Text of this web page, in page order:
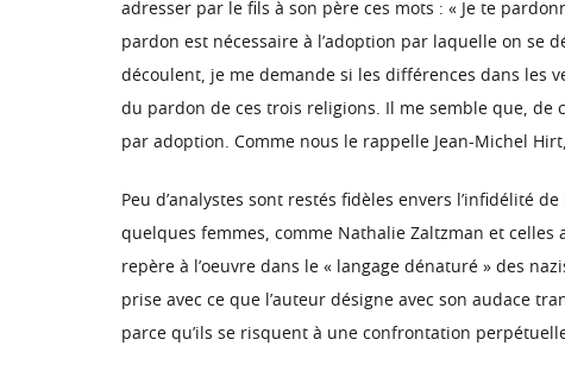
adresser par le fils à son père ces mots : « Je te
pardon est nécessaire à l’adoption par laquelle on se
découlent, je me demande si les différences dans les
du pardon de ces trois religions. Il me semble que,
par adoption. Comme nous le rappelle Jean-Michel
Peu d’analystes sont restés fidèles envers l’infidélité
quelques femmes, comme Nathalie Zaltzman et
repère à l’oeuvre dans le « langage dénaturé » des
prise avec ce que l’auteur désigne avec son audace
parce qu’ils se risquent à une confrontation